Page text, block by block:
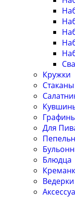
Кружки
Стаканы
Для
Блюдца